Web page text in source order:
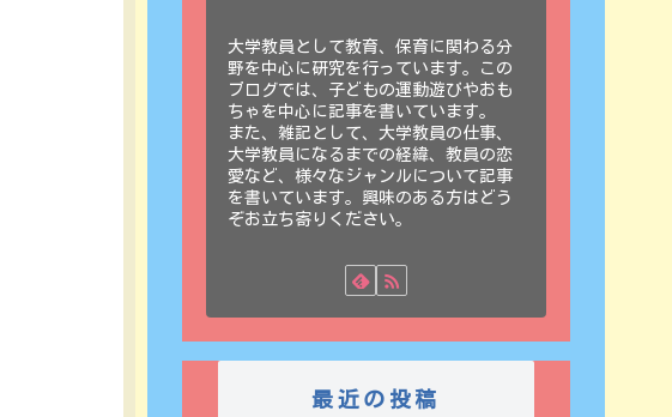
大学教員として教育、保育に関わる分
野を中心に研究を行っています。この
ブログでは、子どもの運動遊びやおも
ちゃを中心に記事を書いています。
また、雑記として、大学教員の仕事、
大学教員になるまでの経緯、教員の恋
愛など、様々なジャンルについて記事
を書いています。興味のある方はどう
ぞお立ち寄りください。
最近の投稿